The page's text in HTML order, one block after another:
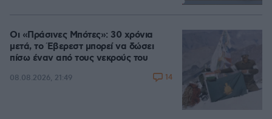
Οι «Πράσινες Μπότες»: 30 χρόνια
μετά, το Έβερεστ μπορεί να δώσει
πίσω έναν από τους νεκρούς του
08.08.2026, 21:49 14